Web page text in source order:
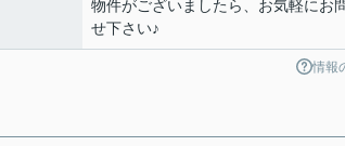
物件がございましたら、お気軽にお
せ下さい♪
情報